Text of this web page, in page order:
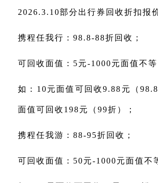
2026.3.10部分出行券回收折扣报
携程任我行：98.8-88折回收；
可回收面值：5元-1000元面值不等
如：10元面值可回收9.88元（
面值可回收198元（99折）；
携程任我游：88-95折回收；
可回收面值：50元-1000元面值不